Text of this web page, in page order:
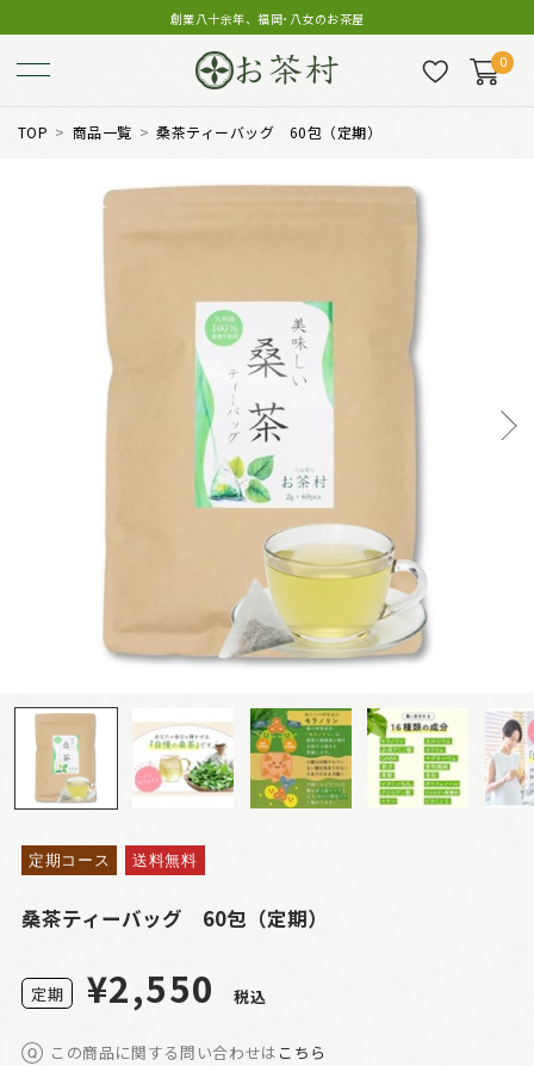
創業八十余年、福岡･八女のお茶屋
0
TOP 商品一覧 桑茶ティーバッグ 60包（定期）
定期コース 送料無料
桑茶ティーバッグ 60包（定期）
定期 ¥2,550 税込
この商品に関する問い合わせは こちら